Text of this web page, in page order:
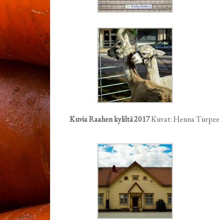
Kuvia Raahen kyliltä 2017Kuvat: Henna